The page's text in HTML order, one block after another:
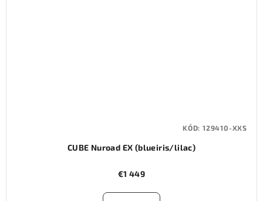
CUBE Nuroad EX (blueiris/lilac)
€1 449
KÓD: 129410-XXS